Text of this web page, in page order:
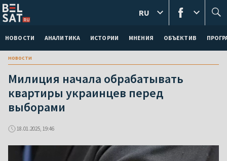
НОВОСТИ АНАЛИТИКА ИСТОРИИ МНЕНИЯ ОБЪЕКТИВ
RU
новости
Милиция начала обрабатывать
квартиры украинцев перед
выборами
18.01.2025, 19:46